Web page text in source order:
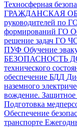
Техносферная
ГРАЖДАНСКАЯ
руководителей по
формирований ГО
решение задач ГО
ПУФ Обучение
БЕЗОПАСНОСТЬ
технического
обеспечение БДД
наземного
вождение.
Подготовка
Обеспечение
транспорте